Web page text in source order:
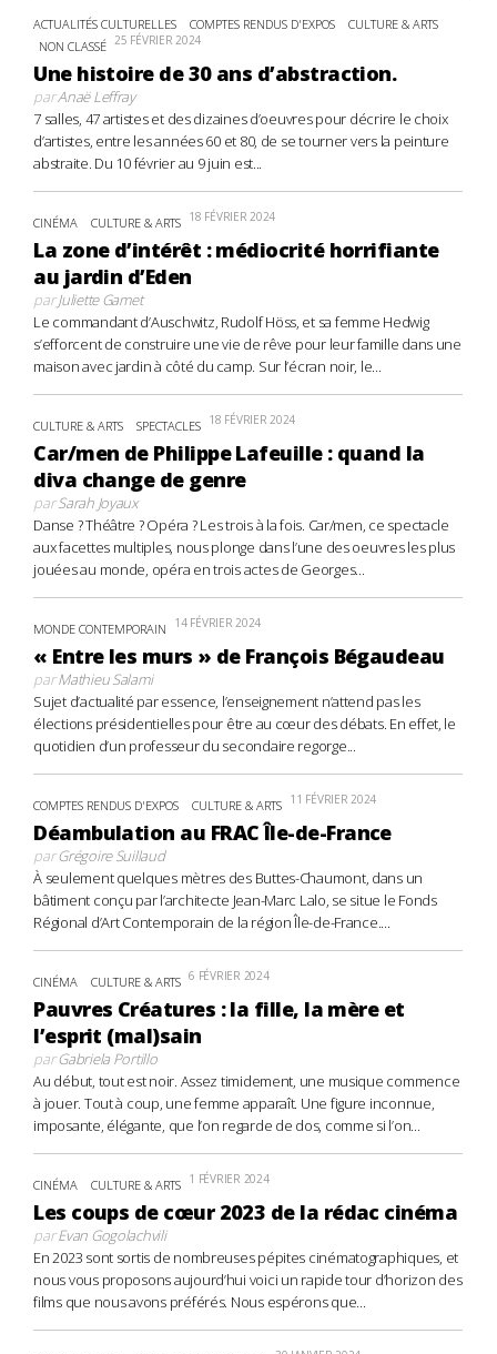
ACTUALITÉS CULTURELLES COMPTES RENDUS D'EXPOS
CULTURE & ARTS
NON CLASSÉ 25 FÉVRIER 2024
Une histoire de 30 ans d’abstraction.
parAnaë Leffray
7 salles, 47 artistes et des dizaines d’oeuvres pour décrire le choix
d’artistes, entre les années 60 et 80, de se tourner vers la peinture
abstraite. Du 10 février au 9 juin est...
CINÉMA CULTURE & ARTS 18 FÉVRIER 2024
La zone d’intérêt : médiocrité horrifiante
au jardin d’Eden
parJuliette Gamet
Le commandant d’Auschwitz, Rudolf Höss, et sa femme Hedwig
s’efforcent de construire une vie de rêve pour leur famille dans une
maison avec jardin à côté du camp. Sur l’écran noir, le...
CULTURE & ARTS SPECTACLES 18 FÉVRIER 2024
Car/men de Philippe Lafeuille : quand la
diva change de genre
parSarah Joyaux
Danse ? Théâtre ? Opéra ? Les trois à la fois. Car/men, ce spectacle
aux facettes multiples, nous plonge dans l’une des oeuvres les plus
jouées au monde, opéra en trois actes de Georges...
MONDE CONTEMPORAIN 14 FÉVRIER 2024
« Entre les murs » de François Bégaudeau
parMathieu Salami
Sujet d’actualité par essence, l’enseignement n’attend pas les
élections présidentielles pour être au cœur des débats. En effet, le
quotidien d’un professeur du secondaire regorge...
COMPTES RENDUS D'EXPOS CULTURE & ARTS 11 FÉVRIER 2024
Déambulation au FRAC Île-de-France
parGrégoire Suillaud
À seulement quelques mètres des Buttes-Chaumont, dans un
bâtiment conçu par l’architecte Jean-Marc Lalo, se situe le Fonds
Régional d’Art Contemporain de la région Île-de-France....
CINÉMA CULTURE & ARTS 6 FÉVRIER 2024
Pauvres Créatures : la fille, la mère et
l’esprit (mal)sain
parGabriela Portillo
Au début, tout est noir. Assez timidement, une musique commence
à jouer. Tout à coup, une femme apparaît. Une figure inconnue,
imposante, élégante, que l’on regarde de dos, comme si l’on...
CINÉMA CULTURE & ARTS 1 FÉVRIER 2024
Les coups de cœur 2023 de la rédac cinéma
parEvan Gogolachvili
En 2023 sont sortis de nombreuses pépites cinématographiques, et
nous vous proposons aujourd’hui voici un rapide tour d’horizon des
films que nous avons préférés. Nous espérons que...